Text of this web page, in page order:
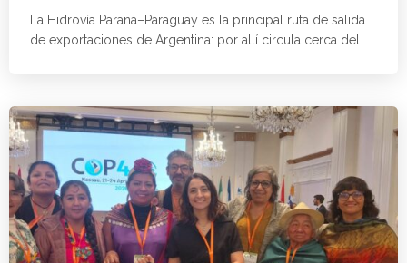
La Hidrovía Paraná–Paraguay es la principal ruta de salida
de exportaciones de Argentina: por allí circula cerca del